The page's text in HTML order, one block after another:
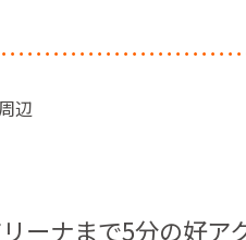
辺
ーナまで5分の好ア